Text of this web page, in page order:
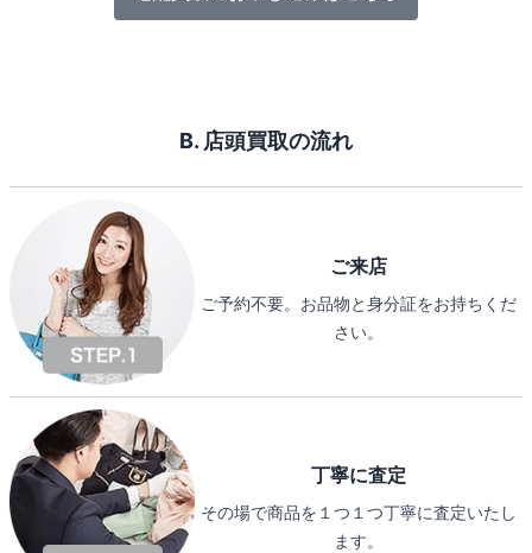
B. 店頭買取の流れ
ご来店
ご予約不要。お品物と身分証をお持ちくだ
さい。
丁寧に査定
その場で商品を１つ１つ丁寧に査定いたし
ます。